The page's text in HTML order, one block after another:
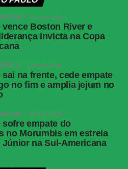
x Atlético Nacional
Colombiano (Apertura – Jogo
2026 (terça-feira), às 21h30
Roberto Meléndez, em
2 meses atrás
vence Boston River e
invicta na Copa
A 3 meses atrás
sai na frente, cede empate
no fim e amplia jejum no
3 meses atrás
sofre empate do
no Morumbis em estreia
Júnior na Sul-Americana